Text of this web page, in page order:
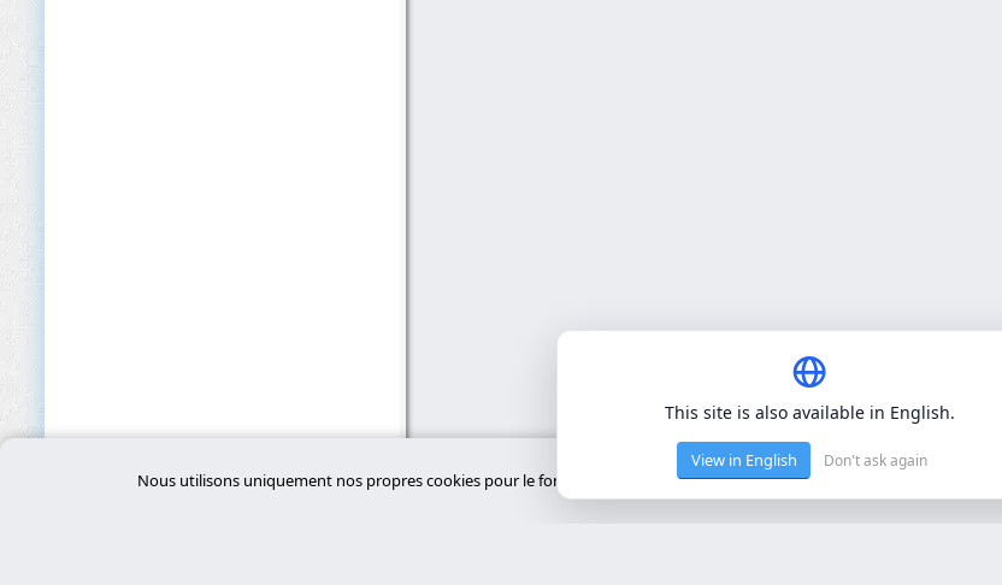
Nous utilisons uniquement nos propres cookies pour le fonctionnement de base du site. Nous n'utilisons pas de cookies
This site is also available in English.
View in English Don't ask again